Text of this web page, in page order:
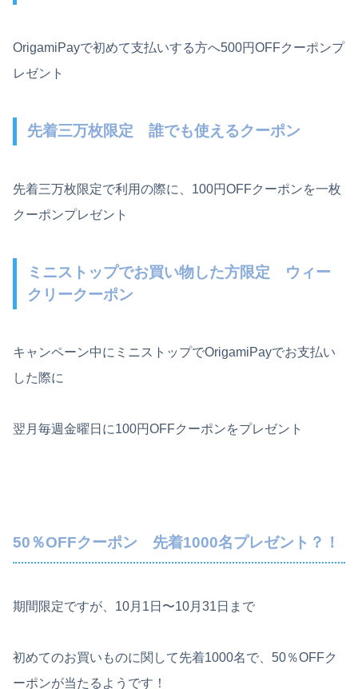
OrigamiPayで初めて支払いする方へ500円OFFクーポンプ
レゼント
先着三万枚限定 誰でも使えるクーポン
先着三万枚限定で利用の際に、100円OFFクーポンを一枚
クーポンプレゼント
ミニストップでお買い物した方限定 ウィー
クリークーポン
キャンペーン中にミニストップでOrigamiPayでお支払い
した際に
翌月毎週金曜日に100円OFFクーポンをプレゼント
50％OFFクーポン 先着1000名プレゼント？！
期間限定ですが、10月1日〜10月31日まで
初めてのお買いものに関して先着1000名で、50％OFFク
ーポンが当たるようです！